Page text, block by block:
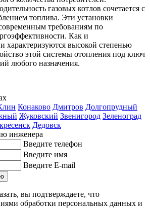
газовых котлов сочетается с
топлива. Эти установки
требованиям по
Как и
характеризуются высокой степенью
этой системы отопления под ключ
любого назначения.
Конаково Дмитров Долгопрудный
Жуковский Звенигород Зеленоград
Дедовск
инженера
Введите телефон
Введите имя
Введите E-mail
вы подтверждаете, что
обработки персональных данных и